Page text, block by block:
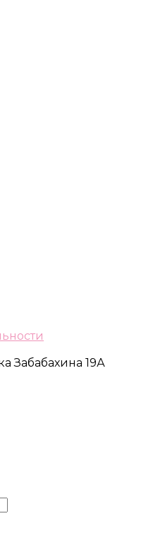
Забабахина 19А